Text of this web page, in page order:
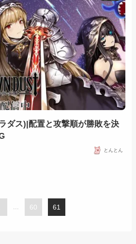
ダス)|配置と攻撃順が勝敗を決
とんとん
... 60 61